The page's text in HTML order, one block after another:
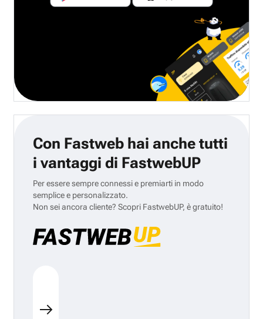
Con Fastweb hai anche tutti
i vantaggi di FastwebUP
Per essere sempre connessi e premiarti in modo
semplice e personalizzato.
Non sei ancora cliente? Scopri FastwebUP, è gratuito!